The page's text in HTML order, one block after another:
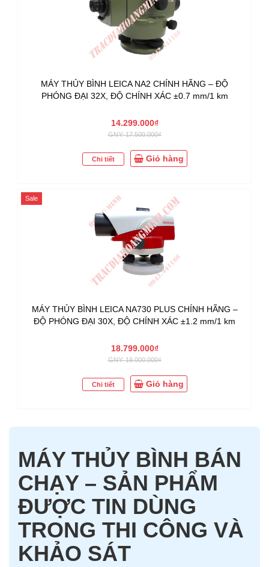
MÁY THỦY BÌNH LEICA NA2 CHÍNH HÃNG – ĐỘ
PHÓNG ĐẠI 32X, ĐỘ CHÍNH XÁC ±0.7 mm/1 km
14.299.000₫
GNY: 17.500.000₫
Chi tiết Giỏ hàng
Sale
MÁY THỦY BÌNH LEICA NA730 PLUS CHÍNH HÃNG –
ĐỘ PHÓNG ĐẠI 30X, ĐỘ CHÍNH XÁC ±1.2 mm/1 km
18.799.000₫
GNY: 19.000.000₫
Chi tiết Giỏ hàng
MÁY THỦY BÌNH BÁN
CHẠY – SẢN PHẨM
ĐƯỢC TIN DÙNG
TRONG THI CÔNG VÀ
KHẢO SÁT